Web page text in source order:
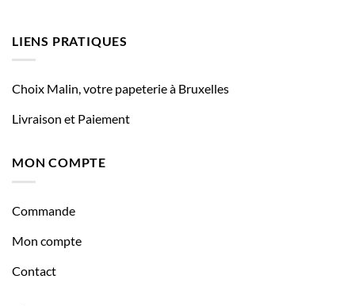
LIENS PRATIQUES
Choix Malin, votre papeterie à Bruxelles
Livraison et Paiement
MON COMPTE
Commande
Mon compte
Contact